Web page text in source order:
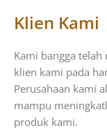
Klien Kami
Kami bangga
klien kami pada
Perusahaan kami
mampu
produk kami.